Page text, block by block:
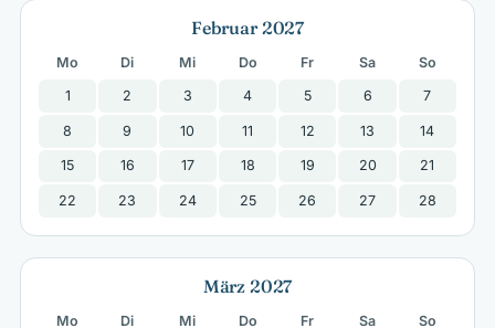
Februar 2027
Mo Di Mi Do Fr Sa
So
1
2 3 4 5 6 7
8 9 10 11 12 13 14
15 16 17 18 19 20 21
22 23 24 25 26 27 28
März 2027
Mo Di Mi Do Fr Sa
So